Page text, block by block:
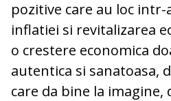
pozitive care au loc intr-
inflatiei si revitalizarea
o crestere economica
autentica si sanatoasa,
care da bine la imagine,